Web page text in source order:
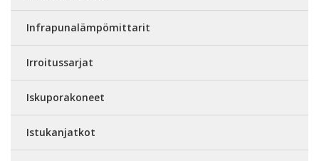
Infrapunalämpömittarit
Irroitussarjat
Iskuporakoneet
Istukanjatkot